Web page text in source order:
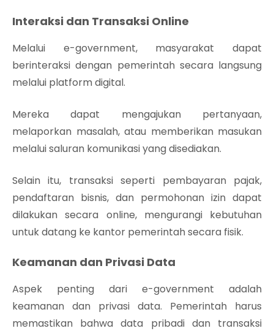
Interaksi dan Transaksi Online
Melalui e-government, masyarakat dapat
berinteraksi dengan pemerintah secara langsung
melalui platform digital.
Mereka dapat mengajukan pertanyaan,
melaporkan masalah, atau memberikan masukan
melalui saluran komunikasi yang disediakan.
Selain itu, transaksi seperti pembayaran pajak,
pendaftaran bisnis, dan permohonan izin dapat
dilakukan secara online, mengurangi kebutuhan
untuk datang ke kantor pemerintah secara fisik.
Keamanan dan Privasi Data
Aspek penting dari e-government adalah
keamanan dan privasi data. Pemerintah harus
memastikan bahwa data pribadi dan transaksi